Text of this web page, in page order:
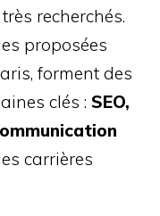
recherchés.
proposées
forment des
clés : SEO,
carrières